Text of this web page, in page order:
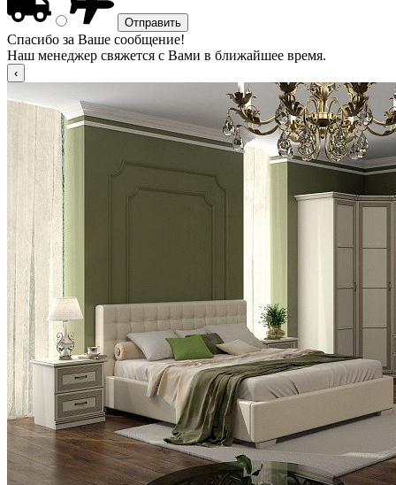
Спасибо за Ваше сообщение!
Наш менеджер свяжется с Вами в ближайшее время.